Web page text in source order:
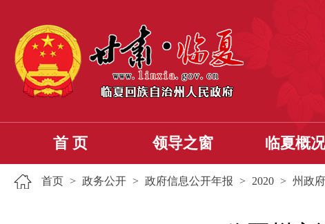
首 页 领导之窗 临夏概况
首页 > 政务公开 > 政府信息公开年报 > 2020 > 州政